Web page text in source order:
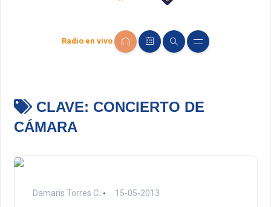
Radio en vivo
CLAVE: CONCIERTO DE
CÁMARA
Damaris Torres C. 15-05-2013